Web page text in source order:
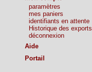
paramètres
mes paniers
identifiants en attente
Historique des exports
déconnexion
Aide
Portail